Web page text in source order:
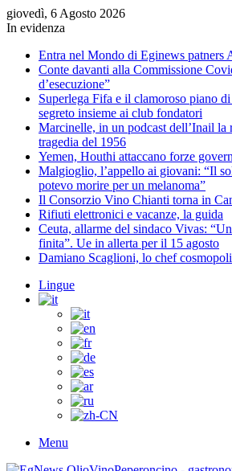
giovedì, 6 Agosto 2026
In evidenza
Entra nel Mondo di Eginews patners
Conte davanti alla Commissione
d’esecuzione”
Superlega Fifa e il clamoroso piano
segreto insieme ai club fondatori
Marcinelle, in un podcast dell’Inail la
tragedia del 1956
Yemen, Houthi attaccano forze
Malgioglio, l’appello ai giovani: “Il
potevo morire per un melanoma”
Il Consorzio Vino Chianti torna in
Rifiuti elettronici e vacanze, la guida
Ceuta, allarme del sindaco Vivas:
finita”. Ue in allerta per il 15 agosto
Damiano Scaglioni, lo chef
Lingue
Menu